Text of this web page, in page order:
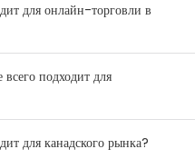
для онлайн-торговли в
подходит для
для канадского рынка?